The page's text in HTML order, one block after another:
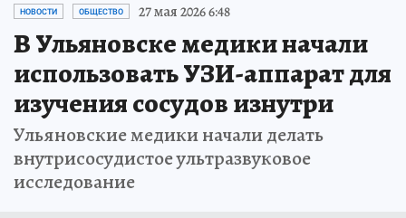
НОВОСТИ ОБЩЕСТВО 27 мая 2026 6:48
В Ульяновске медики начали
использовать УЗИ-аппарат для
изучения сосудов изнутри
Ульяновские медики начали делать
внутрисосудистое ультразвуковое
исследование